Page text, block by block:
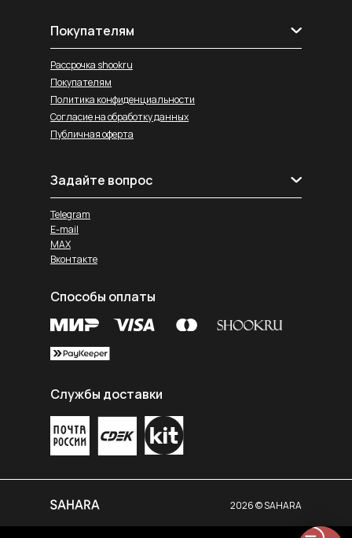
Покупателям
Рассрочка shookru
Покупателям
Политика конфиденциальности
Согласие на обработку данных
Публичная оферта
Задайте вопрос
Telegram
E-mail
MAX
Вконтакте
Службы доставки
Способы оплаты
2026 © SAHARA